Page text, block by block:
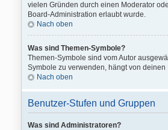
vielen Gründen durch einen Moderator
Board-Administration erlaubt wurde.
Nach oben
Was sind Themen-Symbole?
Themen-Symbole sind vom Autor
Symbole zu verwenden, hängt von
Nach oben
Benutzer-Stufen und Gruppen
Was sind Administratoren?